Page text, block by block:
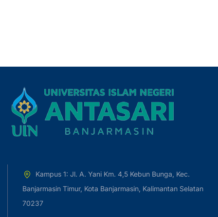
Kampus 1: Jl. A. Yani Km. 4,5 Kebun Bunga, Kec.
Banjarmasin Timur, Kota Banjarmasin, Kalimantan Selatan
70237